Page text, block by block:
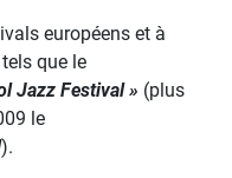
européens et à
que le
Jazz Festival » (plus
le
).